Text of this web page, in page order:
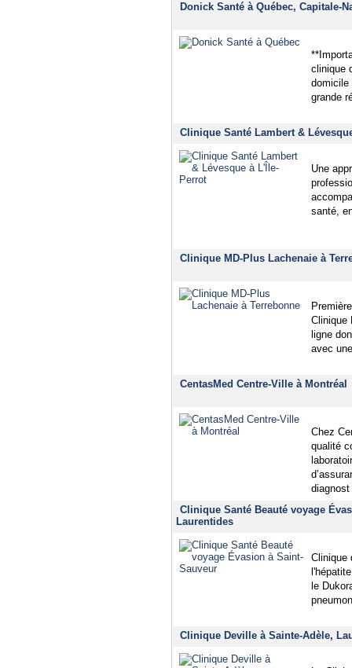
Donick Santé à Québec, Capitale-
clinique
domicile
grande
Clinique Santé Lambert &
Une
santé,
Clinique MD-Plus Lachenaie à
Clinique
ligne
avec
CentasMed Centre-Ville à Montréal
Chez
qualité
diagnost
Clinique Santé Beauté voyage
Laurentides
Clinique
le
Clinique Deville à Sainte-Adèle,